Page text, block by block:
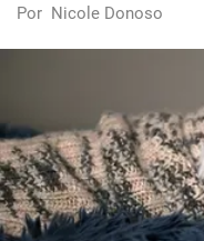
Por Nicole Donoso